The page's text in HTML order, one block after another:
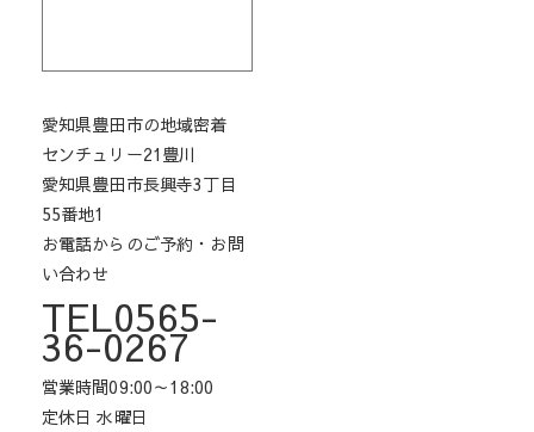
愛知県豊田市の地域密着
センチュリー21豊川
愛知県豊田市長興寺3丁目
55番地1
お電話からのご予約・お問
い合わせ
TEL0565-
36-0267
営業時間09:00～18:00
定休日 水曜日